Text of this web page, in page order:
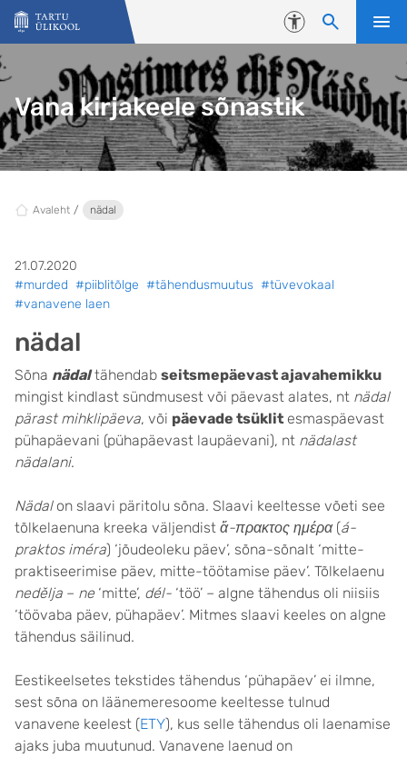
Liigu edasi põhisisu juurde
Juurdepääsetavus
Vana kirjakeele sõnastik
Avaleht nädal
21.07.2020
#murded #piiblitõlge #tähendusmuutus #tüvevokaal
#vanavene laen
nädal
Sõna nädaltähendab seitsmepäevast ajavahemikku
mingist kindlast sündmusest või päevast alates, nt nädal
pärast mihklipäeva, või päevade tsüklit esmaspäevast
pühapäevani (pühapäevast laupäevani), nt nädalast
nädalani.
Nädalon slaavi päritolu sõna. Slaavi keeltesse võeti see
tõlkelaenuna kreeka väljendist ἄ-πρακτος ημέρα(á-
praktos iméra) ‘jõudeoleku päev’, sõna-sõnalt ‘mitte-
praktiseerimise päev, mitte-töötamise päev’. Tõlkelaenu
nedělja – ne‘mitte’, dél- ‘töö’ – algne tähendus oli niisiis
‘töövaba päev, pühapäev’. Mitmes slaavi keeles on algne
tähendus säilinud.
Eestikeelsetes tekstides tähendus ‘pühapäev’ ei ilmne,
sest sõna on läänemeresoome keeltesse tulnud
vanavene keelest (ETY), kus selle tähendus oli laenamise
ajaks juba muutunud. Vanavene laenud on